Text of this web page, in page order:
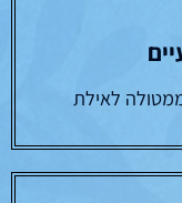
לאילת